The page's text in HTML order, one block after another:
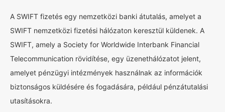
A SWIFT fizetés egy nemzetközi banki átutalás, amelyet a
SWIFT nemzetközi fizetési hálózaton keresztül küldenek. A
SWIFT, amely a Society for Worldwide Interbank Financial
Telecommunication rövidítése, egy üzenethálózatot jelent,
amelyet pénzügyi intézmények használnak az információk
biztonságos küldésére és fogadására, például pénzátutalási
utasításokra.